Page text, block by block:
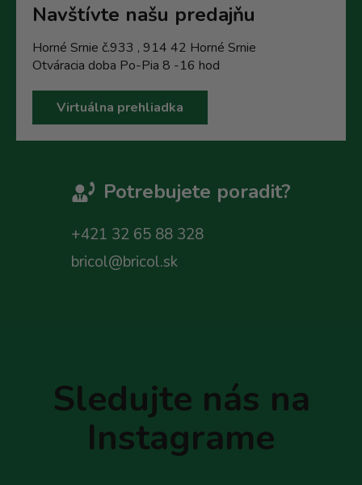
Navštívte našu predajňu
Horné Srnie č.933 , 914 42 Horné Srnie
Otváracia doba Po-Pia 8 -16 hod
Virtuálna prehliadka
Potrebujete poradit?
+421 32 65 88 328
bricol@bricol.sk
Sledujte nás na
Instagrame